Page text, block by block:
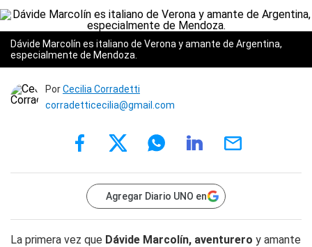
Dávide Marcolín es italiano de Verona y amante de Argentina,
especialmente de Mendoza.
PorCecilia Corradetti
corradetticecilia@gmail.com
Agregar Diario UNO en
La primera vez que Dávide Marcolín, aventurero y amante